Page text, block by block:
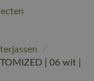
/
| 06 wit |